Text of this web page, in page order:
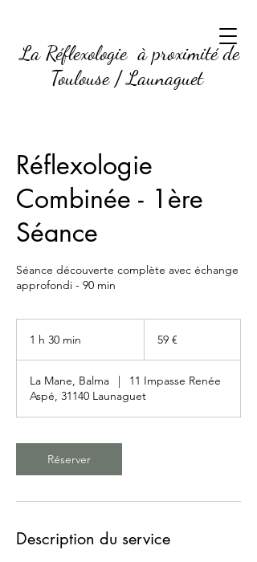
La Réflexologie à proximité de
Toulouse / Launaguet
Réflexologie
Combinée - 1ère
Séance
Séance découverte complète avec échange
approfondi - 90 min
1 h 30 min
m
i
n
59 €
La Mane, Balma |
11 Impasse Renée
Aspé, 31140 Launaguet
Réserver
Description du service